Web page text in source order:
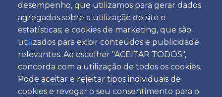
desempenho, que utilizamos para gerar dados
agregados sobre a utilização do site e
estatísticas; e cookies de marketing, que são
utilizados para exibir conteúdos e publicidade
relevantes. Ao escolher "ACEITAR TODOS",
concorda com a utilização de todos os cookies.
Pode aceitar e rejeitar tipos individuais de
cookies e revogar o seu consentimento para o
Hora
Hora
Devolução
Localização